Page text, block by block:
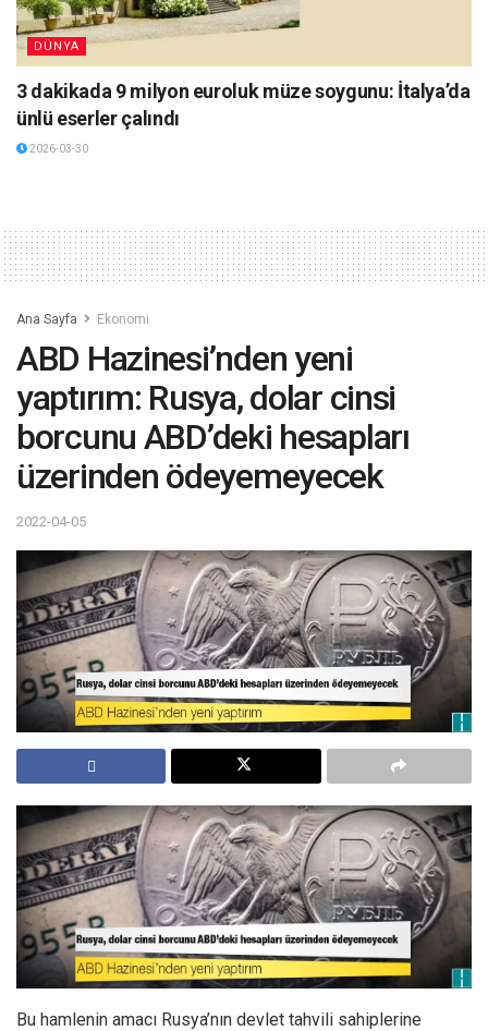
DÜNYA
3 dakikada 9 milyon euroluk müze soygunu: İtalya’da
ünlü eserler çalındı
2026-03-30
Ana Sayfa Ekonomi
ABD Hazinesi’nden yeni
yaptırım: Rusya, dolar cinsi
borcunu ABD’deki hesapları
üzerinden ödeyemeyecek
2022-04-05
Bu hamlenin amacı Rusya’nın devlet tahvili sahiplerine